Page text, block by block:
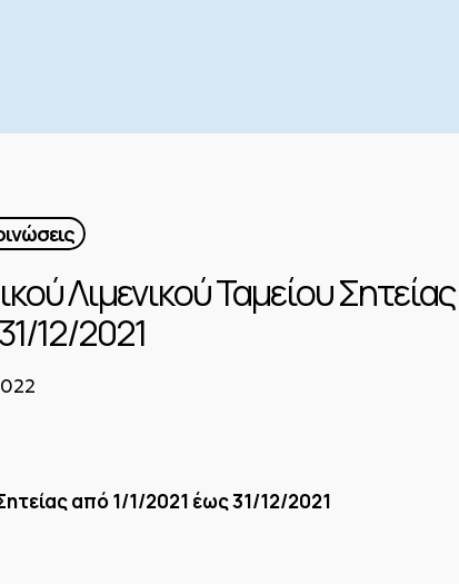
Λιμενικού Ταμείου
12/2021
από 1/1/2021 έως 31/12/2021